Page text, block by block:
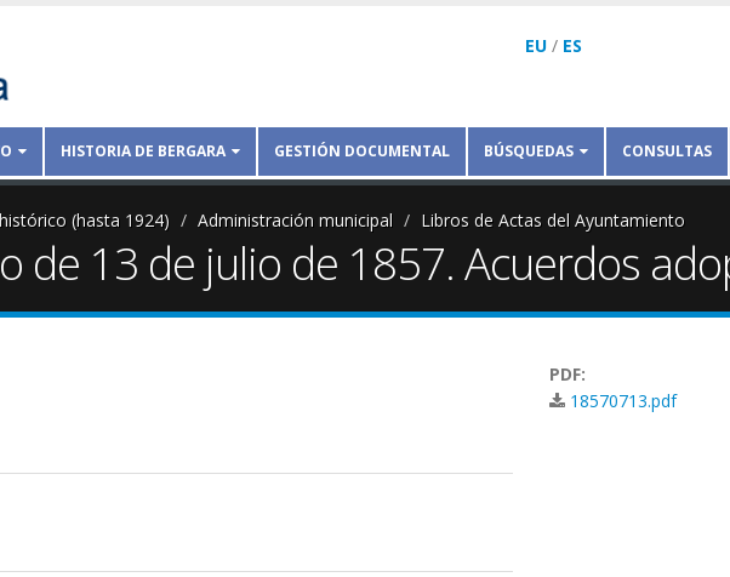
EU / ES
HISTORIA DE BERGARA GESTIÓN DOCUMENTAL BÚSQUEDAS CONSULTAS
(hasta 1924) Administración municipal Libros de Actas del Ayuntamiento
de 13 de julio de 1857. Acuerdos
PDF:
18570713.pdf